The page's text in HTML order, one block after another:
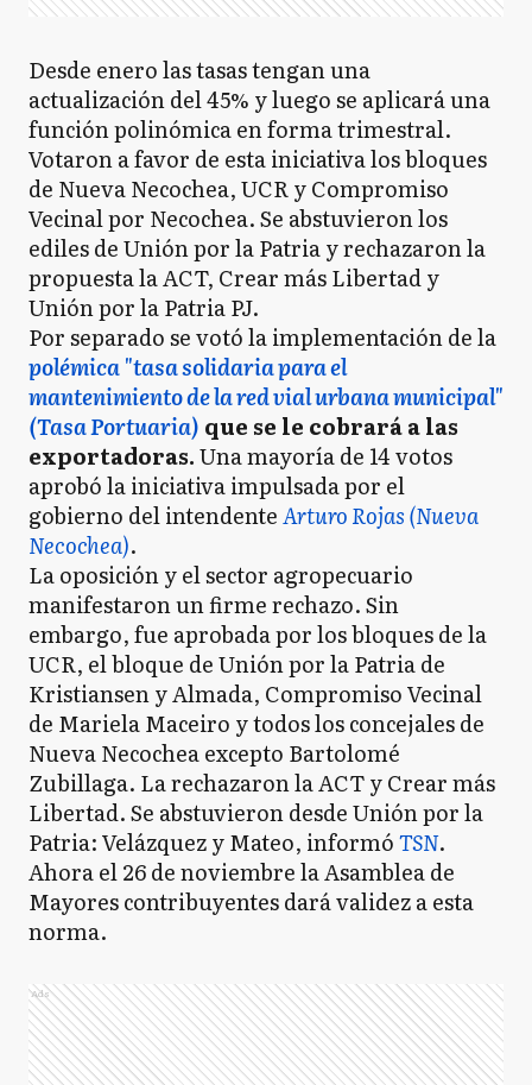
Desde enero las tasas tengan una
actualización del 45% y luego se aplicará una
función polinómica en forma trimestral.
Votaron a favor de esta iniciativa los bloques
de Nueva Necochea, UCR y Compromiso
Vecinal por Necochea. Se abstuvieron los
ediles de Unión por la Patria y rechazaron la
propuesta la ACT, Crear más Libertad y
Unión por la Patria PJ.
Por separado se votó la implementación de la
polémica "tasa solidaria para el
mantenimiento de la red vial urbana municipal"
(Tasa Portuaria) que se le cobrará a las
exportadoras.Una mayoría de 14 votos
aprobó la iniciativa impulsada por el
gobierno del intendenteArturo Rojas (Nueva
Necochea).
La oposición y el sector agropecuario
manifestaron un firme rechazo. Sin
embargo, fue aprobada por los bloques de la
UCR, el bloque de Unión por la Patria de
Kristiansen y Almada, Compromiso Vecinal
de Mariela Maceiro y todos los concejales de
Nueva Necochea excepto Bartolomé
Zubillaga. La rechazaron la ACT y Crear más
Libertad. Se abstuvieron desde Unión por la
Patria: Velázquez y Mateo, informóTSN.
Ahora el 26 de noviembre la Asamblea de
Mayores contribuyentes dará validez a esta
norma.
Ads